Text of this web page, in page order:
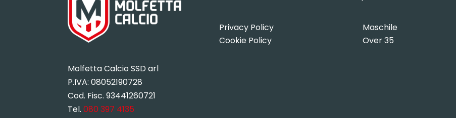
Molfetta Calcio SSD arl
P.IVA:08052190728
Cod. Fisc. 93441260721
Tel.080 397 4135
Privacy Policy
Cookie Policy
Maschile
Over 35